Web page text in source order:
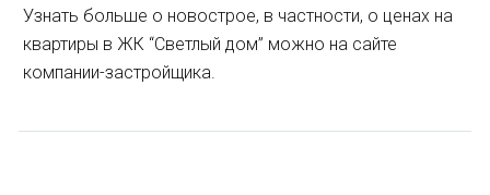
Узнать больше о новострое, в частности, о ценах на
квартиры в ЖК “Светлый дом” можно на сайте
компании-застройщика.